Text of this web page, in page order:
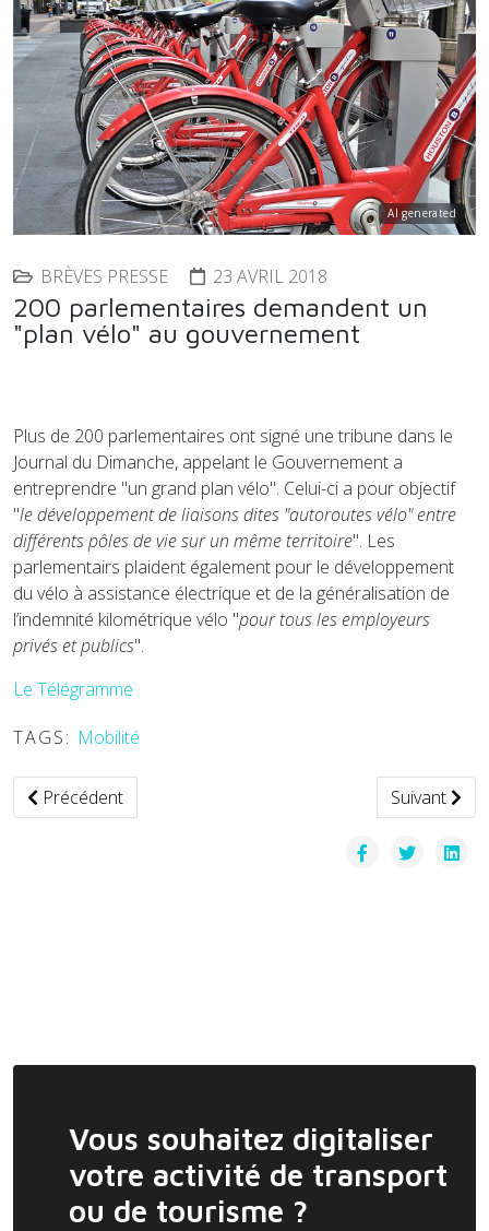
AI generated
BRÈVES PRESSE 23 AVRIL 2018
200 parlementaires demandent un
"plan vélo" au gouvernement
Plus de 200 parlementaires ont signé une tribune dans le
Journal du Dimanche, appelant le Gouvernement a
entreprendre "un grand plan vélo". Celui-ci a pour objectif
"le développement de liaisons dites "autoroutes vélo" entre
différents pôles de vie sur un même territoire". Les
parlementairs plaident également pour le développement
du vélo à assistance électrique et de la généralisation de
l’indemnité kilométrique vélo "pour tous les employeurs
privés et publics".
Le Télégramme
TAGS: Mobilité
Article précédent : Un plan de mobilité d'urgence pour la
Précédent Article
Suivant
Vous souhaitez digitaliser
votre activité de transport
ou de tourisme ?